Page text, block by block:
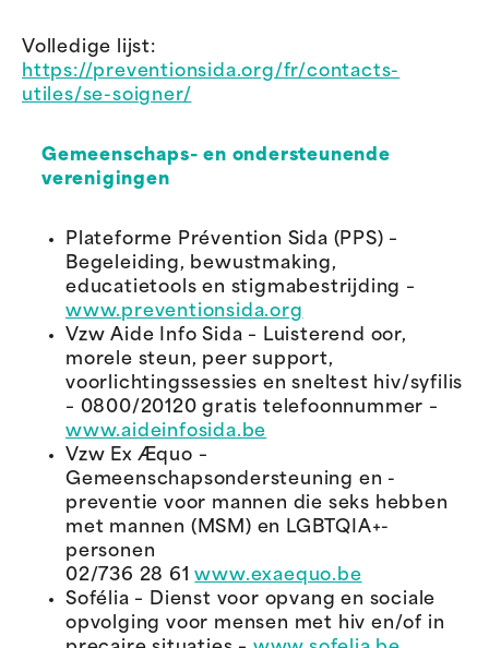
Volledige lijst:
https://preventionsida.org/fr/contacts-
utiles/se-soigner/
Gemeenschaps- en ondersteunende
verenigingen
Plateforme Prévention Sida (PPS) –
Begeleiding, bewustmaking,
educatietools en stigmabestrijding –
www.preventionsida.org
Vzw Aide Info Sida – Luisterend oor,
morele steun, peer support,
voorlichtingssessies en sneltest hiv/syfilis
– 0800/20120 gratis telefoonnummer –
www.aideinfosida.be
Vzw Ex Æquo –
Gemeenschapsondersteuning en -
preventie voor mannen die seks hebben
met mannen (MSM) en LGBTQIA+-
personen
02/736 28 61www.exaequo.be
Sofélia – Dienst voor opvang en sociale
opvolging voor mensen met hiv en/of in